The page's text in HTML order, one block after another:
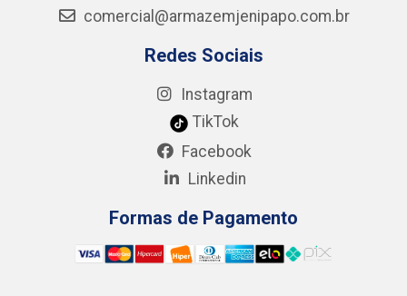
comercial@armazemjenipapo.com.br
Redes Sociais
Instagram
TikTok
Facebook
Linkedin
Formas de Pagamento